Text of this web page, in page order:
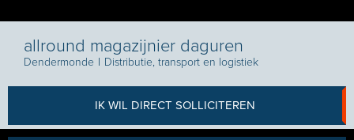
allround magazijnier daguren
Dendermonde I Distributie, transport en logistiek
IK WIL DIRECT SOLLICITEREN